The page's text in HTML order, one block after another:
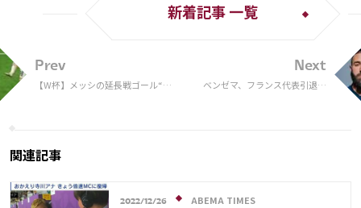
Prev
【W杯】メッシの延長戦ゴール“無
新着記事 一覧
Next
ベンゼマ、フランス代表引退を
関連記事
2022/12/26
ABEMA TIMES